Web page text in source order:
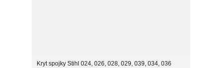
Kryt spojky Stihl 024, 026, 028, 029, 039, 034, 036